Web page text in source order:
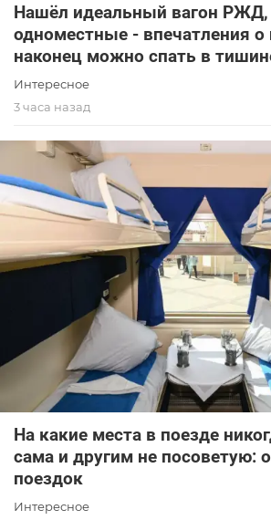
Нашёл идеальный вагон РЖД,
одноместные - впечатления о
наконец можно спать в
Интересное
3 часа назад
На какие места в поезде
сама и другим не посоветую:
поездок
Интересное